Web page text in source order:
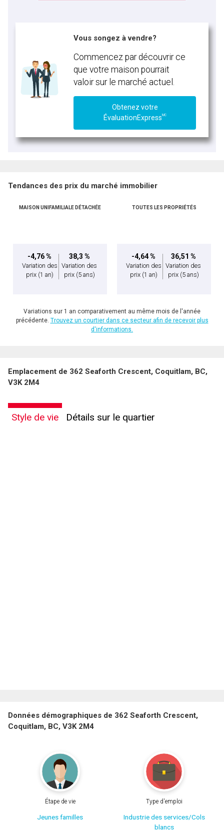
Vous songez à vendre?
Commencez par découvrir ce
que votre maison pourrait
valoir sur le marché actuel.
Obtenez votre
ÉvaluationExpressMC
Tendances des prix du marché immobilier
MAISON UNIFAMILIALE DÉTACHÉE
-4,76 %
Variation des
prix (1 an)
38,3 %
Variation des
prix (5 ans)
TOUTES LES PROPRIÉTÉS
-4,64 %
Variation des
prix (1 an)
36,51 %
Variation des
prix (5 ans)
Variations sur 1 an comparativement au même mois de l'année
précédente. Trouvez un courtier dans ce secteur afin de recevoir plus
d'informations.
Emplacement de 362 Seaforth Crescent, Coquitlam, BC,
V3K 2M4
Style de vie Détails sur le quartier
Données démographiques de 362 Seaforth Crescent,
Coquitlam, BC, V3K 2M4
Étape de vie
Jeunes familles
Type d'emploi
Industrie des services/Cols
blancs